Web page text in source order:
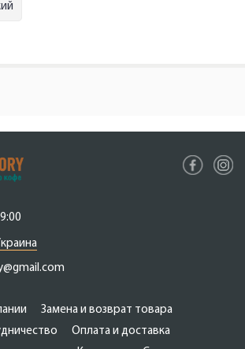
Замена и возврат товара
Оплата и доставка